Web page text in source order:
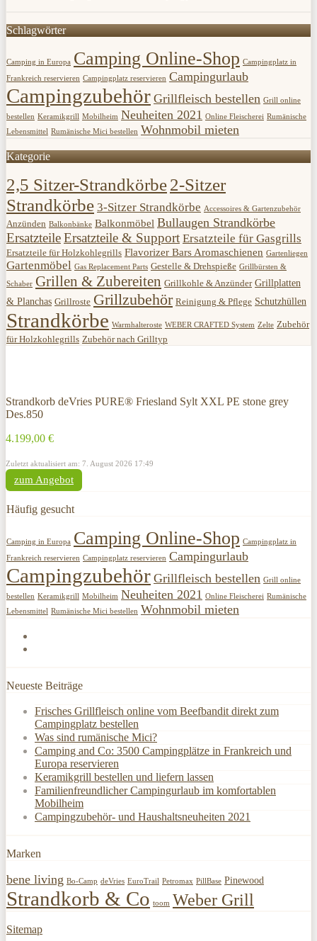
Schlagwörter
Camping in Europa Camping Online-Shop Campingplatz in
Frankreich reservieren Campingplatz reservieren Campingurlaub
Campingzubehör Grillfleisch bestellen Grill online
bestellen Keramikgrill Mobilheim Neuheiten 2021 Online Fleischerei Rumänische
Lebensmittel Rumänische Mici bestellen Wohnmobil mieten
Kategorie
2,5 Sitzer-Strandkörbe2-Sitzer
Strandkörbe 3-Sitzer Strandkörbe Accessoires & Gartenzubehör
Anzünden Balkonbänke Balkonmöbel Bullaugen Strandkörbe
ErsatzteileErsatzteile & Support Ersatzteile für Gasgrills
Ersatzteile für Holzkohlegrills Flavorizer Bars Aromaschienen Gartenliegen
Gartenmöbel Gas Replacement Parts Gestelle & Drehspieße Grillbürsten &
Schaber Grillen & Zubereiten Grillkohle & Anzünder Grillplatten
& Planchas Grillroste Grillzubehör Reinigung & Pflege Schutzhüllen
Strandkörbe Warmhalteroste WEBER CRAFTED System Zelte Zubehör
für Holzkohlegrills Zubehör nach Grilltyp
Strandkorb deVries PURE® Friesland Sylt XXL PE stone grey
Des.850
4.199,00 €
Zuletzt aktualisiert am: 7. August 2026 17:49
zum Angebot
Häufig gesucht
Camping in Europa Camping Online-Shop Campingplatz in
Frankreich reservieren Campingplatz reservieren Campingurlaub
Campingzubehör Grillfleisch bestellen Grill online
bestellen Keramikgrill Mobilheim Neuheiten 2021 Online Fleischerei Rumänische
Lebensmittel Rumänische Mici bestellen Wohnmobil mieten
Neueste Beiträge
Frisches Grillfleisch online vom Beefbandit direkt zum
Campingplatz bestellen
Was sind rumänische Mici?
Camping and Co: 3500 Campingplätze in Frankreich und
Europa reservieren
Keramikgrill bestellen und liefern lassen
Familienfreundlicher Campingurlaub im komfortablen
Mobilheim
Campingzubehör- und Haushaltsneuheiten 2021
Marken
bene living Bo-Camp deVries EuroTrail Petromax PillBase Pinewood
Strandkorb & Co toom Weber Grill
Sitemap